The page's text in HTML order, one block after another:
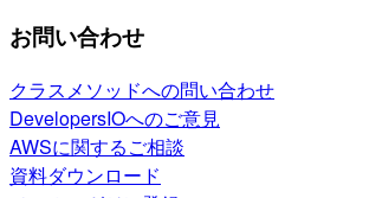
お問い合わせ
クラスメソッドへの問い合わせ
DevelopersIOへのご意見
AWSに関するご相談
資料ダウンロード